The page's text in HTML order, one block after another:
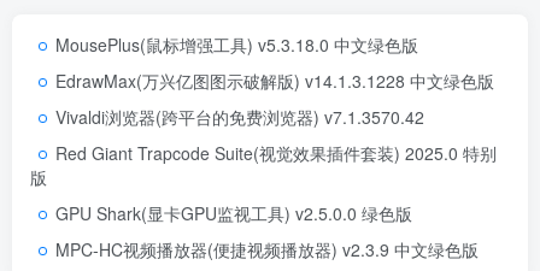
MousePlus(鼠标增强工具) v5.3.18.0 中文绿色版
EdrawMax(万兴亿图图示破解版) v14.1.3.1228 中文绿色版
Vivaldi浏览器(跨平台的免费浏览器) v7.1.3570.42
Red Giant Trapcode Suite(视觉效果插件套装) 2025.0 特别
版
GPU Shark(显卡GPU监视工具) v2.5.0.0 绿色版
MPC-HC视频播放器(便捷视频播放器) v2.3.9 中文绿色版